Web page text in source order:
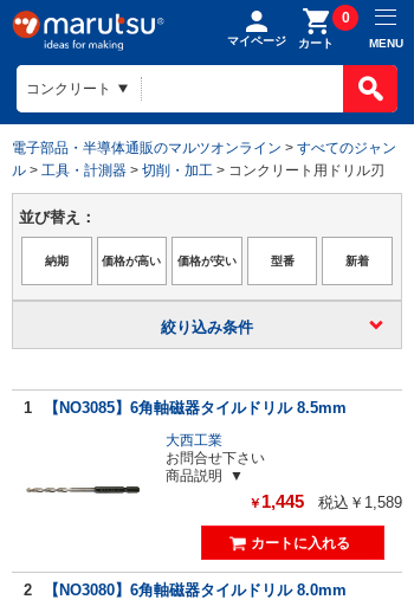
マイページ カート
0
MENU
電子部品・半導体通販のマルツオンライン > すべてのジャン
ル > 工具・計測器 > 切削・加工 > コンクリート用ドリル刃
並び替え：
絞り込み条件
1 【NO3085】6角軸磁器タイルドリル 8.5mm
大西工業
お問合せ下さい
商品説明
￥ 1,445 税込￥1,589
2 【NO3080】6角軸磁器タイルドリル 8.0mm